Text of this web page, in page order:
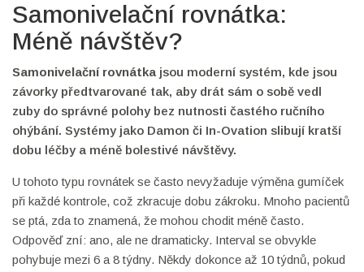
Samonivelační rovnátka:
Méně návštěv?
Samonivelační rovnátka jsou moderní systém, kde jsou
závorky předtvarované tak, aby drát sám o sobě vedl
zuby do správné polohy bez nutnosti častého ručního
ohýbání. Systémy jako Damon či In-Ovation slibují kratší
dobu léčby a méně bolestivé návštěvy.
U tohoto typu rovnátek se často nevyžaduje výměna gumíček
při každé kontrole, což zkracuje dobu zákroku. Mnoho pacientů
se ptá, zda to znamená, že mohou chodit méně často.
Odpověď zní: ano, ale ne dramaticky. Interval se obvykle
pohybuje mezi 6 a 8 týdny. Někdy dokonce až 10 týdnů, pokud